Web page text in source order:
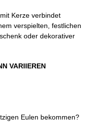
Kerze verbindet
verspielten, festlichen
oder dekorativer
VARIIEREN
Eulen bekommen?